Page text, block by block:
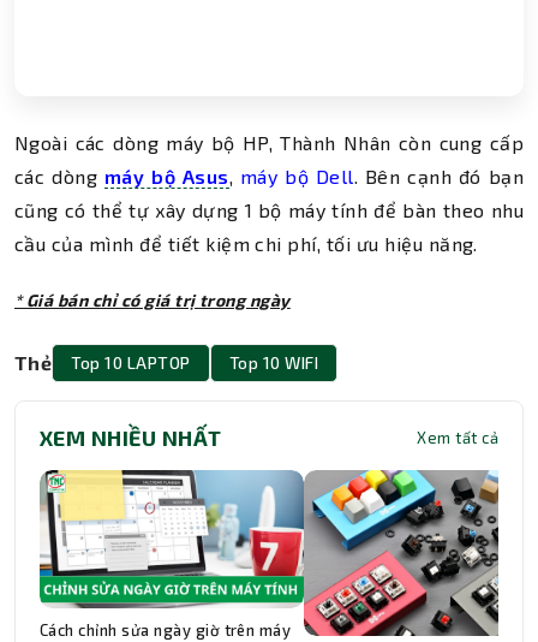
Ngoài các dòng máy bộ HP, Thành Nhân còn cung cấp
các dòng máy bộ Asus, máy bộ Dell. Bên cạnh đó bạn
cũng có thể tự xây dựng 1 bộ máy tính để bàn theo nhu
cầu của mình để tiết kiệm chi phí, tối ưu hiệu năng.
* Giá bán chỉ có giá trị trong ngày
Thẻ Top 10 LAPTOP Top 10 WIFI
XEM NHIỀU NHẤT Xem tất cả
Cách chỉnh sửa ngày giờ trên máy